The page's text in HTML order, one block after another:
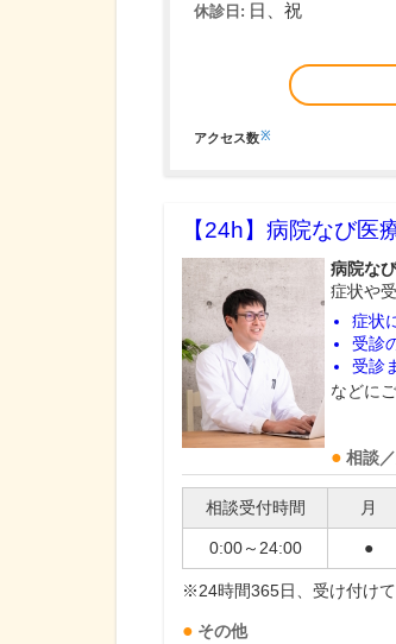
休診日: 日、祝
アクセス数※
【24h】 病院なび医
病院な
症状や
症状
受診
受診
などに
相談
相談受付時間 月
0:00～24:00 ●
※24時間365日、受け付け
その他